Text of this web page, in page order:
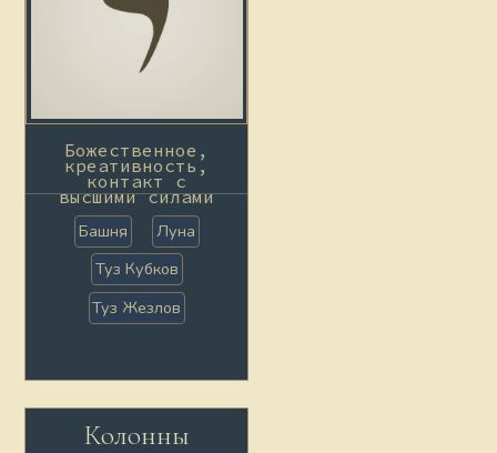
Божественное,
креативность,
контакт с
высшими силами
Башня
Луна
Туз Кубков
Туз Жезлов
Колонны